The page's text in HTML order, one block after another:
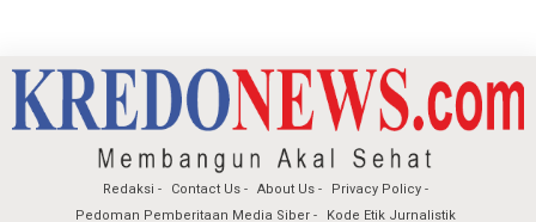
Redaksi Contact Us About Us
Privacy Policy
Pedoman Pemberitaan Media Siber
Kode Etik Jurnalistik